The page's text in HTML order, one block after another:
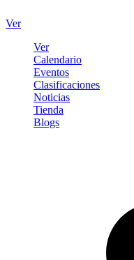
Ver
Ver
Calendario
Eventos
Clasificaciones
Noticias
Tienda
Blogs